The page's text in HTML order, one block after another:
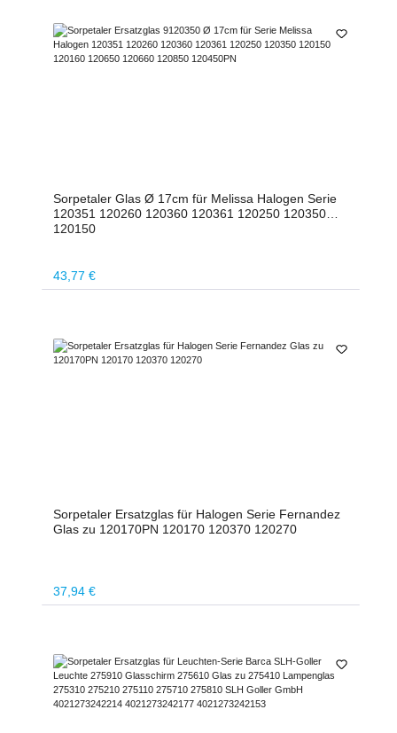
Sorpetaler Glas Ø 17cm für Melissa Halogen Serie
120351 120260 120360 120361 120250 120350
120150
Regulärer Preis:
43,77 €
Sorpetaler Ersatzglas für Halogen Serie Fernandez
Glas zu 120170PN 120170 120370 120270
Regulärer Preis:
37,94 €